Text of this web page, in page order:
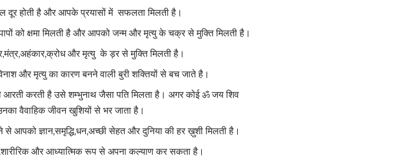
दूर होती है और आपके प्रयासों में सफलता मिलती है।
को क्षमा मिलती है और आपको जन्म और मृत्यु के चक्र से मुक्ति मिलती है।
और मृत्यु के ड़र से मुक्ति मिलती है।
और मृत्यु का कारण बनने वाली बुरी शक्तियों से बच जाते है।
आरती करती है उसे शम्भुनाथ जैसा पति मिलता है। अगर कोई ॐ जय शिव
वैवाहिक जीवन खुशियों से भर जाता है।
से आपको ज्ञान,समृद्धि,धन,अच्छी सेहत और दुनिया की हर ख़ुशी मिलती है।
और आध्यात्मिक रूप से अपना कल्याण कर सकता है।